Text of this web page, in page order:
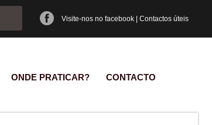
Visite-nos no facebook Contactos úteis
ONDE PRATICAR? CONTACTO